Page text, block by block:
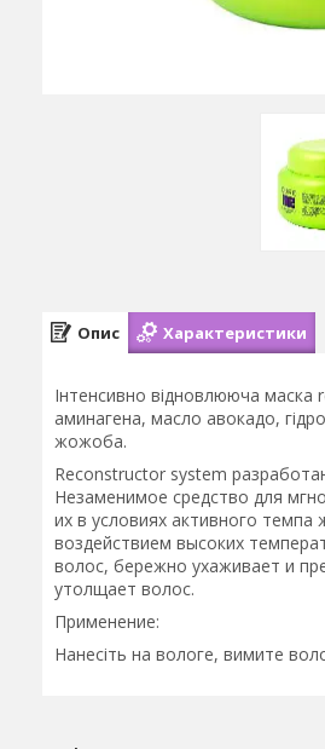
Опис Характеристики
Інтенсивно відновлююча маска
аминагена, масло авокадо,
жожоба.
Reconstructor system
Незаменимое средство для
их в условиях активного
воздействием высоких
волос, бережно ухаживает и
утолщает волос.
Применение:
Нанесіть на вологе, вимите